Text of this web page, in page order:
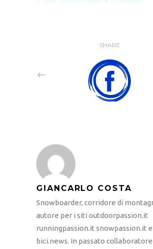
SHARE
GIANCARLO COSTA
Snowboarder, corridore di
autore per i siti outdoorpassion.it
runningpassion.it snowpassion.it e
bici.news. In passato